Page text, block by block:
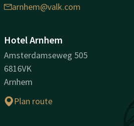
arnhem@valk.com
Hotel Arnhem
Amsterdamseweg 505
6816VK
Arnhem
Plan route